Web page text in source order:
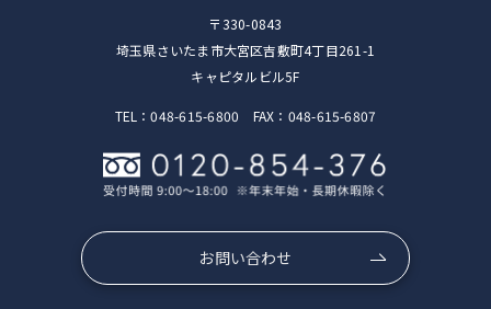
〒330-0843
埼玉県さいたま市大宮区吉敷町4丁目261-1
キャピタルビル5F
TEL：048-615-6800 FAX：048-615-6807
お問い合わせ